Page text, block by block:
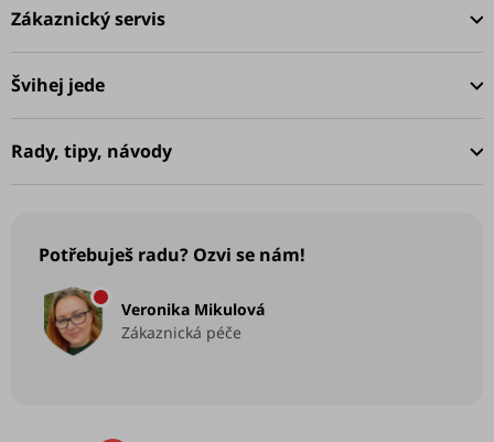
á
p
a
Zákaznický servis
Švihej jede
Rady, tipy, návody
Potřebuješ radu? Ozvi se nám!
Veronika Mikulová
Zákaznická péče